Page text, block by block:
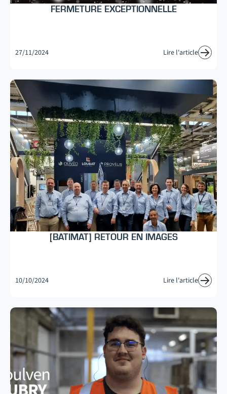
FERMETURE EXCEPTIONNELLE
27/11/2024 Lire l'article
[BATIMAT] RETOUR EN IMAGES
10/10/2024 Lire l'article